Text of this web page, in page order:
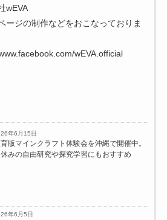
wEVA
ージの制作などをおこなっておりま
wEVA.official
年6月15日
版マインクラフト体験会を沖縄で開催中。
みの自由研究や探究学習にもおすすめ
年6月5日